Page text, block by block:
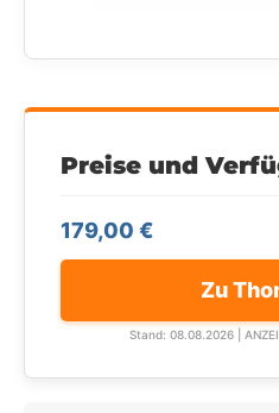
Preise und
179,00 €
Zu
Stand: 08.08.2026 |